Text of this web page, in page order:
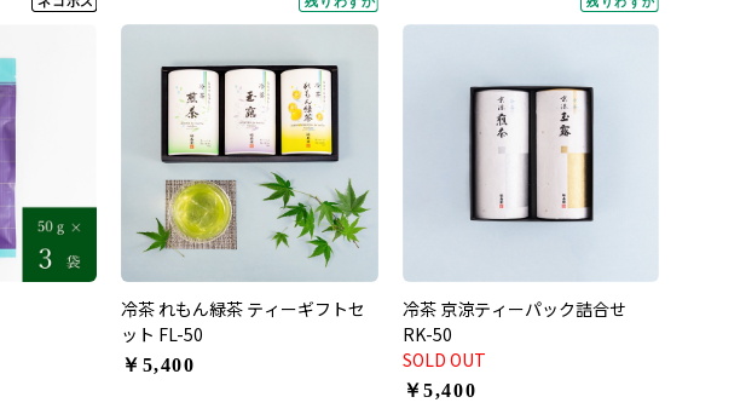
冷茶 れもん緑茶 ティーギフトセ
ット FL-50
￥5,400
冷茶 京涼ティーパック詰合せ
RK-50
SOLD OUT
￥5,400